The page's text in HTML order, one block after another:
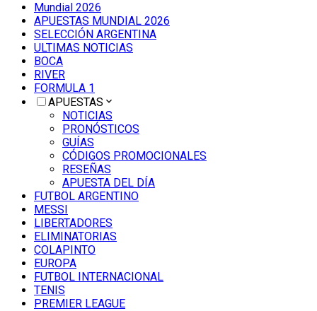
Mundial 2026
APUESTAS MUNDIAL 2026
SELECCIÓN ARGENTINA
ULTIMAS NOTICIAS
BOCA
RIVER
FORMULA 1
APUESTAS
NOTICIAS
PRONÓSTICOS
GUÍAS
CÓDIGOS PROMOCIONALES
RESEÑAS
APUESTA DEL DÍA
FUTBOL ARGENTINO
MESSI
LIBERTADORES
ELIMINATORIAS
COLAPINTO
EUROPA
FUTBOL INTERNACIONAL
TENIS
PREMIER LEAGUE